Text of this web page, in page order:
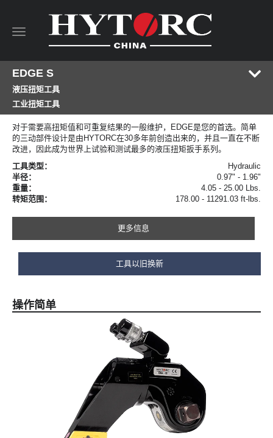
Toggle
EDGE S
液压扭矩工具
工业扭矩工具
对于需要高扭矩值和可重复结果的一般维护，EDGE是您的首选。简单
的三动部件设计是由HYTORC在30多年前创造出来的，并且一直在不断
改进，因此成为世界上试验和测试最多的液压扭矩扳手系列。
工具类型：
Hydraulic
半径：
0.97" - 1.96"
重量：
4.05 - 25.00 Lbs.
转矩范围：
178.00 - 11291.03 ft-lbs.
更多信息
工具以旧换新
操作简单